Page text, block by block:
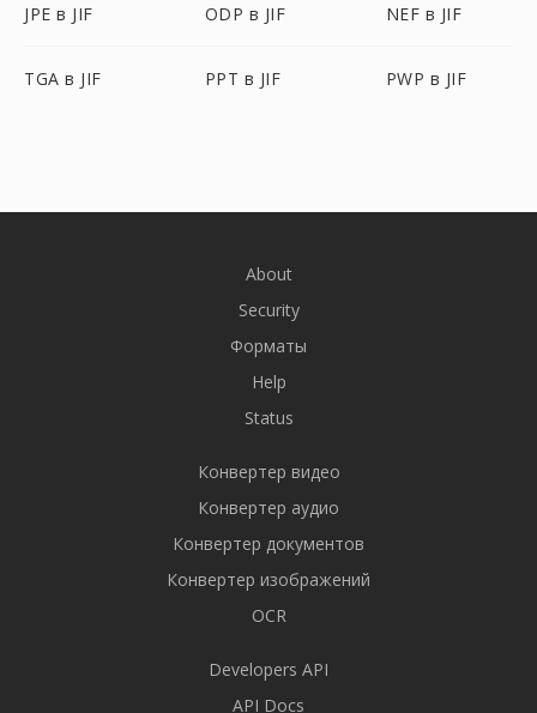
JPE в JIF ODP в JIF NEF в JIF
TGA в JIF PPT в JIF PWP в JIF
About
Security
Форматы
Help
Status
Конвертер видео
Конвертер аудио
Конвертер документов
Конвертер изображений
OCR
Developers API
API Docs